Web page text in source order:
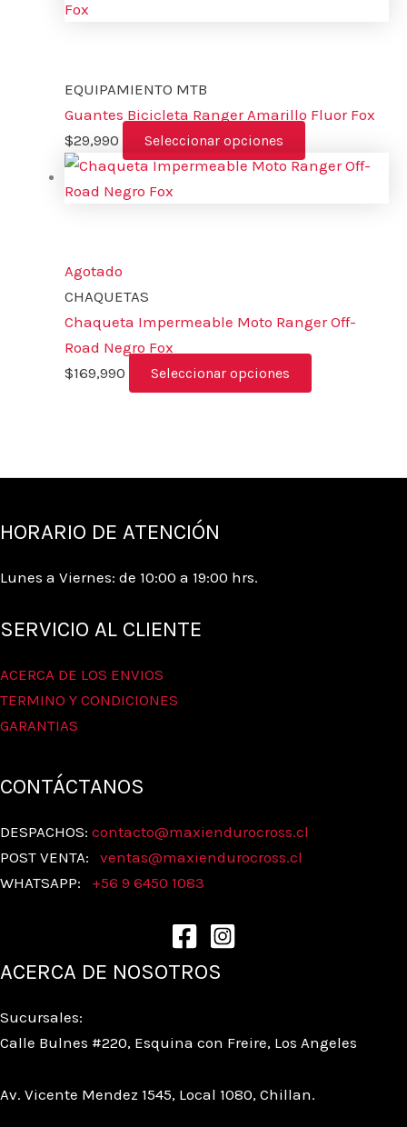
EQUIPAMIENTO MTB
Guantes Bicicleta Ranger Amarillo Fluor Fox
$29,990 Seleccionar opciones
Agotado
CHAQUETAS
Chaqueta Impermeable Moto Ranger Off-
Road Negro Fox
$169,990 Seleccionar opciones
HORARIO DE ATENCIÓN
Lunes a Viernes: de 10:00 a 19:00 hrs.
SERVICIO AL CLIENTE
ACERCA DE LOS ENVIOS
TERMINO Y CONDICIONES
GARANTIAS
CONTÁCTANOS
DESPACHOS: contacto@maxiendurocross.cl
POST VENTA: ventas@maxiendurocross.cl
WHATSAPP: +56 9 6450 1083
ACERCA DE NOSOTROS
Sucursales:
Calle Bulnes #220, Esquina con Freire, Los Angeles
Av. Vicente Mendez 1545, Local 1080, Chillan.